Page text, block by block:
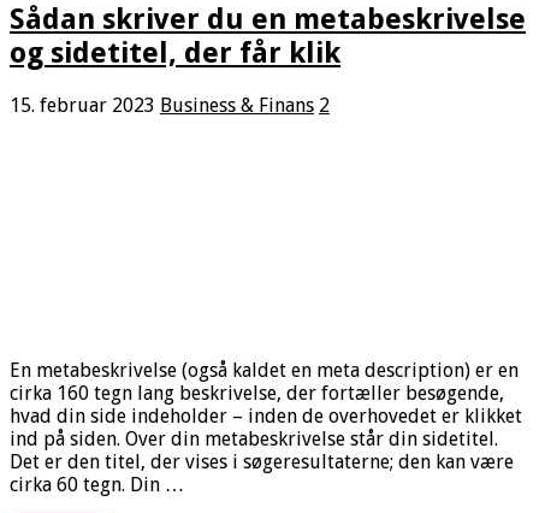
Sådan skriver du en metabeskrivelse
og sidetitel, der får klik
15. februar 2023 Business & Finans 2
En metabeskrivelse (også kaldet en meta description) er en
cirka 160 tegn lang beskrivelse, der fortæller besøgende,
hvad din side indeholder – inden de overhovedet er klikket
ind på siden. Over din metabeskrivelse står din sidetitel.
Det er den titel, der vises i søgeresultaterne; den kan være
cirka 60 tegn. Din …